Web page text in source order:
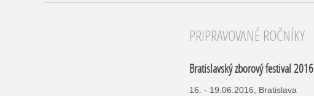
PRIPRAVOVANÉ ROČNÍKY
Bratislavský zborový festival 2016
16. - 19.06.2016, Bratislava